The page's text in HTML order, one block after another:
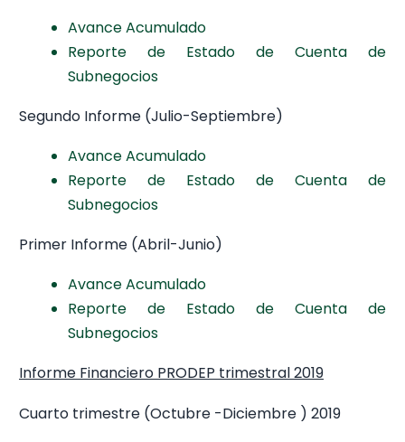
Avance Acumulado
Reporte de Estado de Cuenta de
Subnegocios
Segundo Informe (Julio-Septiembre)
Avance Acumulado
Reporte de Estado de Cuenta de
Subnegocios
Primer Informe (Abril-Junio)
Avance Acumulado
Reporte de Estado de Cuenta de
Subnegocios
Informe Financiero PRODEP trimestral 2019
Cuarto trimestre (Octubre -Diciembre ) 2019